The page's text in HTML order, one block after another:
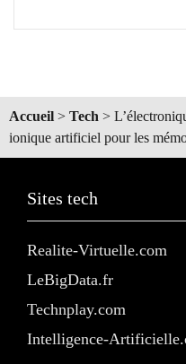
Accueil > Tech >
ionique artificiel pour les
Sites tech
Realite-Virtuelle.com
LeBigData.fr
Technplay.com
Intelligence-